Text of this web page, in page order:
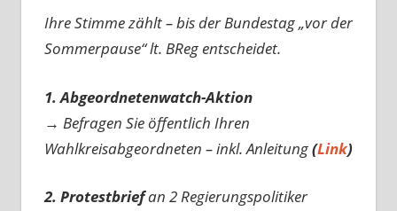
Ihre Stimme zählt – bis der Bundestag „vor der
Sommerpause“ lt. BReg entscheidet.
1. Abgeordnetenwatch-Aktion
→ Befragen Sie öffentlich Ihren
Wahlkreisabgeordneten – inkl. Anleitung(Link)
2. Protestbriefan 2 Regierungspolitiker